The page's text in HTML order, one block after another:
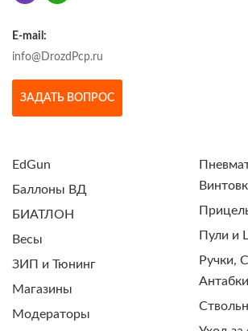
E-mail:
info@DrozdPcp.ru
ЗАДАТЬ ВОПРОС
EdGun
Баллоны ВД
БИАТЛОН
Весы
ЗИП и Тюнинг
Магазины
Модераторы
Пули и
Ручки,
Антабки